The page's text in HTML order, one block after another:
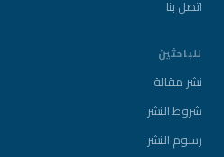
اتصل بنا
للباحثين
نشر مقالة
شروط النشر
رسوم النشر